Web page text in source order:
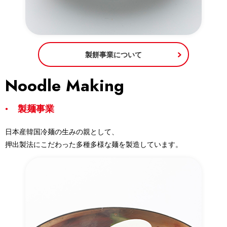
製餅事業について
Noodle Making
製麺事業
日本産韓国冷麺の生みの親として、
押出製法にこだわった多種多様な麺を製造しています。